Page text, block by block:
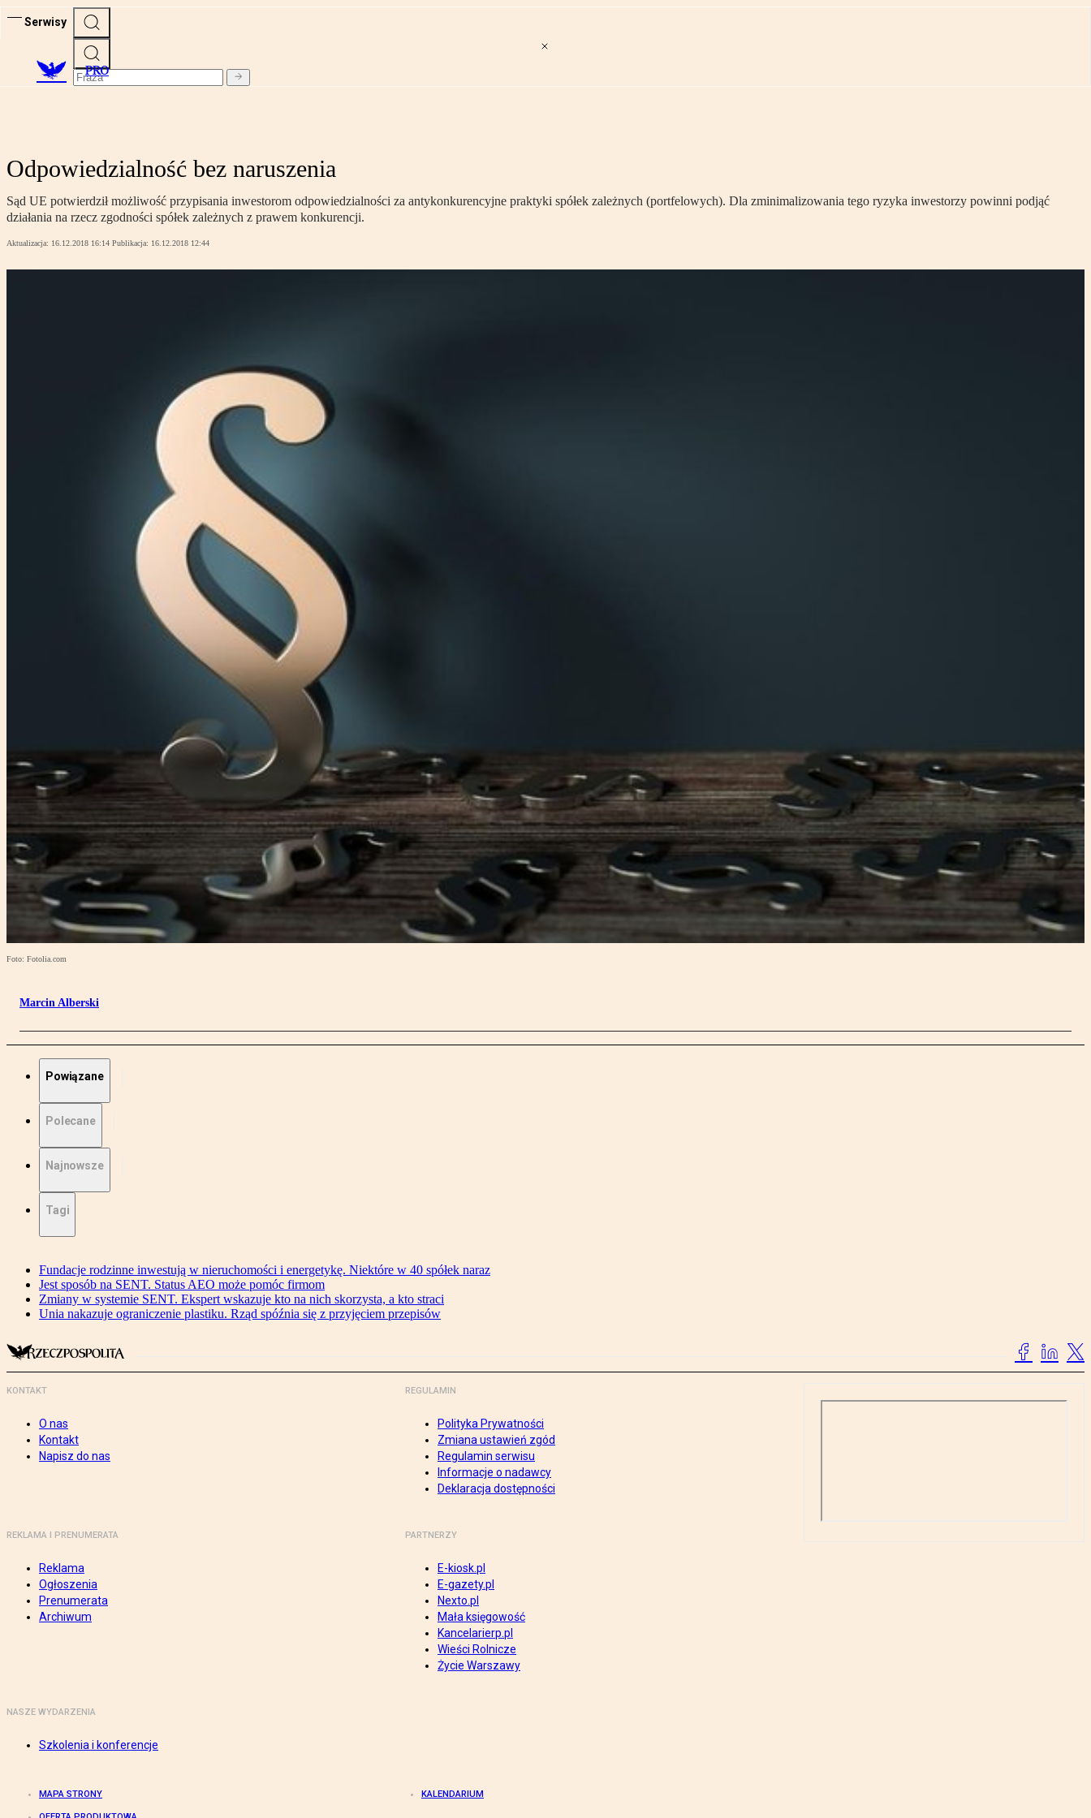
Serwisy
PRO
Odpowiedzialność bez naruszenia
Sąd UE potwierdził możliwość przypisania inwestorom odpowiedzialności za antykonkurencyjne praktyki spółek zależnych (portfelowych). Dla zminimalizowania tego ryzyka inwestorzy powinni podjąć
działania na rzecz zgodności spółek zależnych z prawem konkurencji.
Aktualizacja: 16.12.2018 16:14 Publikacja: 16.12.2018 12:44
Foto: Fotolia.com
Marcin Alberski
Powiązane
Polecane
Najnowsze
Tagi
Fundacje rodzinne inwestują w nieruchomości i energetykę. Niektóre w 40 spółek naraz
Jest sposób na SENT. Status AEO może pomóc firmom
Zmiany w systemie SENT. Ekspert wskazuje kto na nich skorzysta, a kto straci
Unia nakazuje ograniczenie plastiku. Rząd spóźnia się z przyjęciem przepisów
KONTAKT
O nas
Kontakt
Napisz do nas
REGULAMIN
Polityka Prywatności
Zmiana ustawień zgód
Regulamin serwisu
Informacje o nadawcy
Deklaracja dostępności
REKLAMA I PRENUMERATA
Reklama
Ogłoszenia
Prenumerata
Archiwum
PARTNERZY
E-kiosk.pl
E-gazety.pl
Nexto.pl
Mała księgowość
Kancelarierp.pl
Wieści Rolnicze
Życie Warszawy
NASZE WYDARZENIA
Szkolenia i konferencje
MAPA STRONY KALENDARIUM